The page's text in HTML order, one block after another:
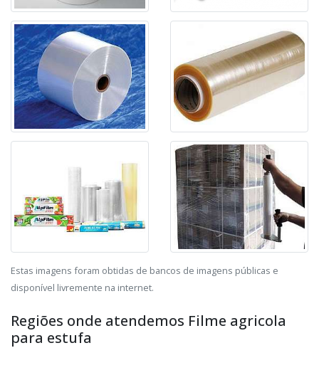
Estas imagens foram obtidas de bancos de imagens públicas e
disponível livremente na internet.
Regiões onde atendemos Filme agricola
para estufa